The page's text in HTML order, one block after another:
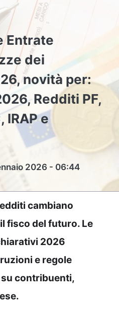
Entrate
dei
novità per:
Redditi PF,
IRAP e
2026 - 06:44
cambiano
fisco del futuro. Le
2026
e regole
contribuenti,